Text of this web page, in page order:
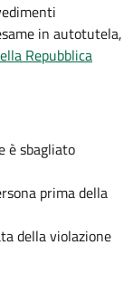
in autotutela,
Repubblica
è sbagliato
prima della
della violazione